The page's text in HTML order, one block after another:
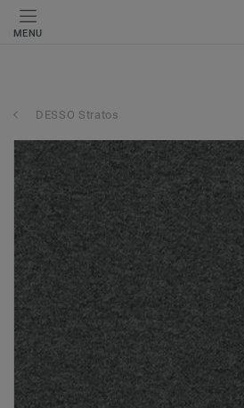
MENU
DESSO Stratos